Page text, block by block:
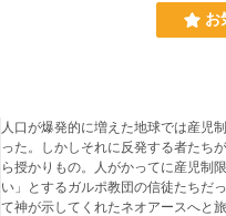
お
人口が爆発的に増えた地球では産児
った。しかしそれに反発する者たち
ら授かりもの。人がかってに産児制
い」とするガルポ教団の信徒たちだ
て神が示してくれたネオアースへと